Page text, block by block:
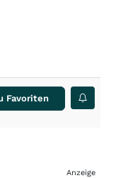
Favoriten
Anzeige